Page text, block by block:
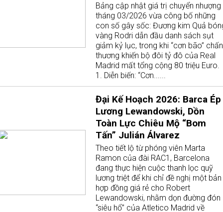
Bảng cập nhật giá trị chuyển nhượng
tháng 03/2026 vừa công bố những
con số gây sốc: Đương kim Quả
vàng Rodri dẫn đầu danh sách sụt
giảm kỷ lục, trong khi “cơn bão” chấn
thương khiến bộ đôi tỷ đô của Real
Madrid mất tổng cộng 80 triệu Euro.
1. Diễn biến: “Cơn......
Đại Kế Hoạch 2026: Barca Ép
Lương Lewandowski, Dồn
Toàn Lực Chiêu Mộ “Bom
Tấn” Julián Álvarez
Theo tiết lộ từ phóng viên Marta
Ramon của đài RAC1, Barcelona
đang thực hiện cuộc thanh lọc quỹ
lương triệt để khi chỉ đề nghị một bản
hợp đồng giá rẻ cho Robert
Lewandowski, nhằm dọn đường đón
“siêu hổ” của Atletico Madrid về